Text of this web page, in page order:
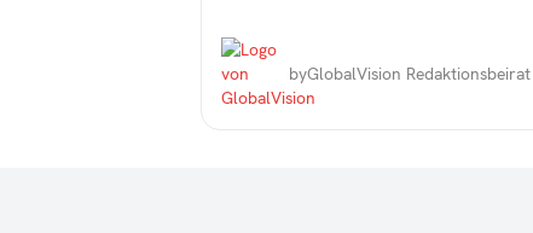
byGlobalVision Redaktionsbeirat